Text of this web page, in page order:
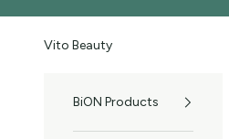
Vito Beauty
BiON Products